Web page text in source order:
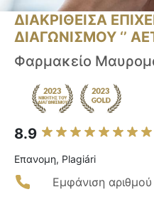
ΔΙΑΚΡΙΘΕΙΣΑ
ΔΙΑΓΩΝΙΣΜΟΥ ‘’
Φαρμακείο
8.9
Επανομη, Plagiári
Εμφάνιση